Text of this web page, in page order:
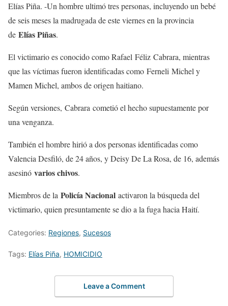
Elías Piña. -Un hombre ultimó tres personas, incluyendo un bebé
de seis meses la madrugada de este viernes en la provincia
de Elías Piñas.
El victimario es conocido como Rafael Féliz Cabrara, mientras
que las víctimas fueron identificadas como Ferneli Michel y
Mamen Michel, ambos de origen haitiano.
Según versiones, Cabrara cometió el hecho supuestamente por
una venganza.
También el hombre hirió a dos personas identificadas como
Valencia Desfiló, de 24 años, y Deisy De La Rosa, de 16, además
asesinó varios chivos.
Miembros de la Policía Nacional activaron la búsqueda del
victimario, quien presuntamente se dio a la fuga hacia Haití.
Categories: Regiones, Sucesos
Tags: Elías Piña, HOMICIDIO
Leave a Comment